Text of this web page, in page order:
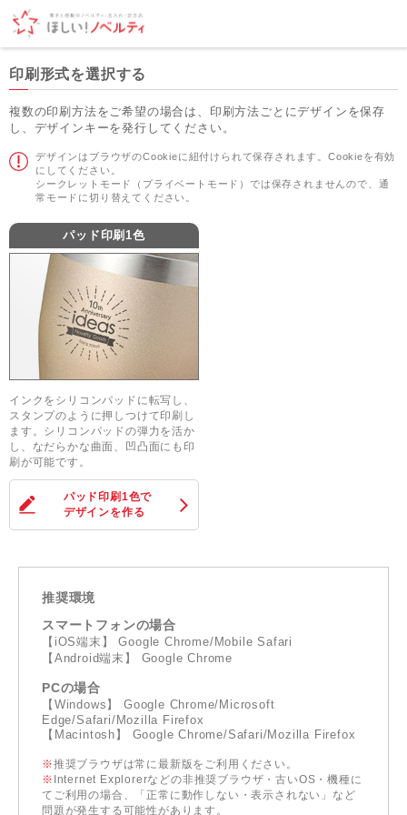
印刷形式を選択する
複数の印刷方法をご希望の場合は、印刷方法ごとにデザインを保存
し、デザインキーを発行してください。
デザインはブラウザのCookieに紐付けられて保存されます。Cookieを有効
にしてください。
シークレットモード（プライベートモード）では保存されませんので、通
常モードに切り替えてください。
パッド印刷1色
インクをシリコンパッドに転写し、
スタンプのように押しつけて印刷し
ます。シリコンパッドの弾力を活か
し、なだらかな曲面、凹凸面にも印
刷が可能です。
パッド印刷1色で
デザインを作る
推奨環境
スマートフォンの場合
【iOS端末】 Google Chrome/Mobile Safari
【Android端末】 Google Chrome
PCの場合
【Windows】 Google Chrome/Microsoft
Edge/Safari/Mozilla Firefox
【Macintosh】 Google Chrome/Safari/Mozilla Firefox
※推奨ブラウザは常に最新版をご利用ください。
※ Internet Explorerなどの非推奨ブラウザ・古いOS・機種に
てご利用の場合、「正常に動作しない・表示されない」など
問題が発生する可能性があります。